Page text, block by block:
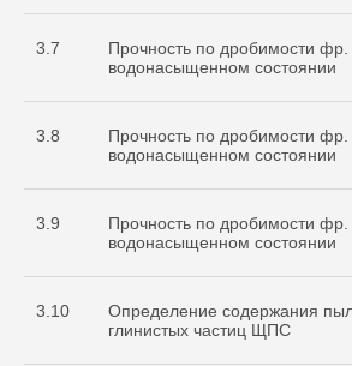
3.7
Прочность по дробимости фр.
водонасыщенном состоянии
3.8
Прочность по дробимости
водонасыщенном состоянии
3.9
Прочность по дробимости
водонасыщенном состоянии
3.10
Определение содержания
глинистых частиц ЩПС